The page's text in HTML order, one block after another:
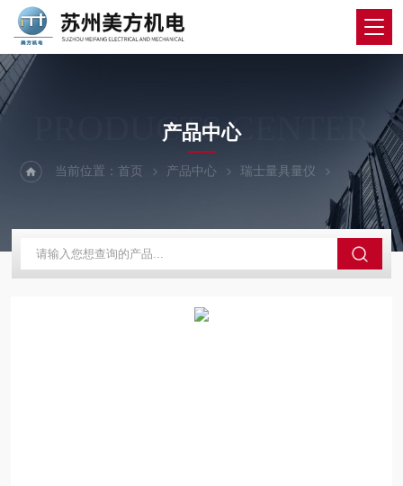
PRODUCTS CENTER
产品中心
当前位置：首页 产品中心 瑞士量具量仪 SYLVAC